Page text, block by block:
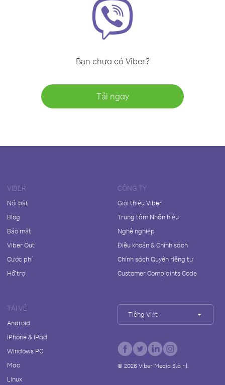
Bạn chưa có Viber?
Tải ngay
VIBER
Nổi bật
Blog
Bảo mật
Viber Out
Cước phí
Hỗ trợ
CÔNG TY
Giới thiệu Viber
Trung tâm Nhãn hiệu
Nghề nghiệp
Điều khoản & Chính sách
Chính sách Quyền riêng tư
Customer Complaints Code
TẢI VỀ
Android
iPhone & iPad
Windows PC
Mac
Linux
Tiếng Việt
© 2026Viber Media S.à r.l.